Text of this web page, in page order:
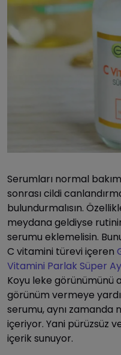
Serumları normal
sonrası cildi
bulundurmalısın.
meydana geldiyse
serumu eklemelisin.
C vitamini türevi içeren
Vitamini Parlak Süper
Koyu leke görünümünü
görünüm vermeye
serumu, aynı zamanda
içeriyor. Yani pürüzsüz
içerik sunuyor.